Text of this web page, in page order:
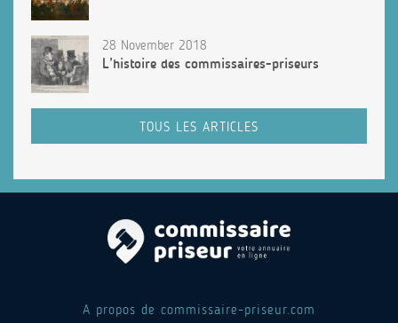
28 November 2018
L’histoire des commissaires-priseurs
TOUS LES ARTICLES
A propos de commissaire-priseur.com